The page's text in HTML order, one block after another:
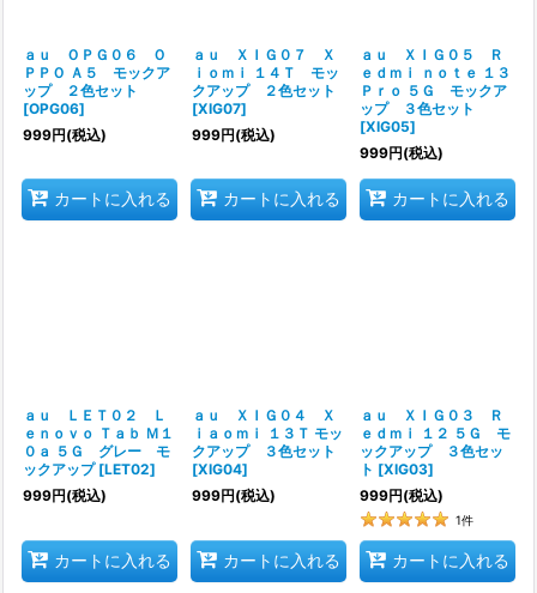
ａｕ ＯＰＧ０６ Ｏ
ＰＰＯ Ａ５ モックア
ップ ２色セット
[OPG06]
999円(税込)
カートに入れる
ａｕ ＸＩＧ０７ Ｘ
ｉｏｍｉ １４Ｔ モッ
クアップ ２色セット
[XIG07]
999円(税込)
カートに入れる
ａｕ ＸＩＧ０５ Ｒ
ｅｄｍｉ ｎｏｔｅ １３
Ｐｒｏ ５Ｇ モックア
ップ ３色セット
[XIG05]
999円(税込)
カートに入れる
ａｕ ＬＥＴ０２ Ｌ
ｅｎｏｖｏ Ｔａｂ Ｍ１
０ａ ５Ｇ グレー モ
ックアップ [LET02]
999円(税込)
カートに入れる
ａｕ ＸＩＧ０４ Ｘ
ｉａｏｍｉ １３Ｔ モッ
クアップ ３色セット
[XIG04]
999円(税込)
カートに入れる
ａｕ ＸＩＧ０３ Ｒ
ｅｄｍｉ １２ ５Ｇ モ
ックアップ ３色セッ
ト [XIG03]
999円(税込)
1件
カートに入れる